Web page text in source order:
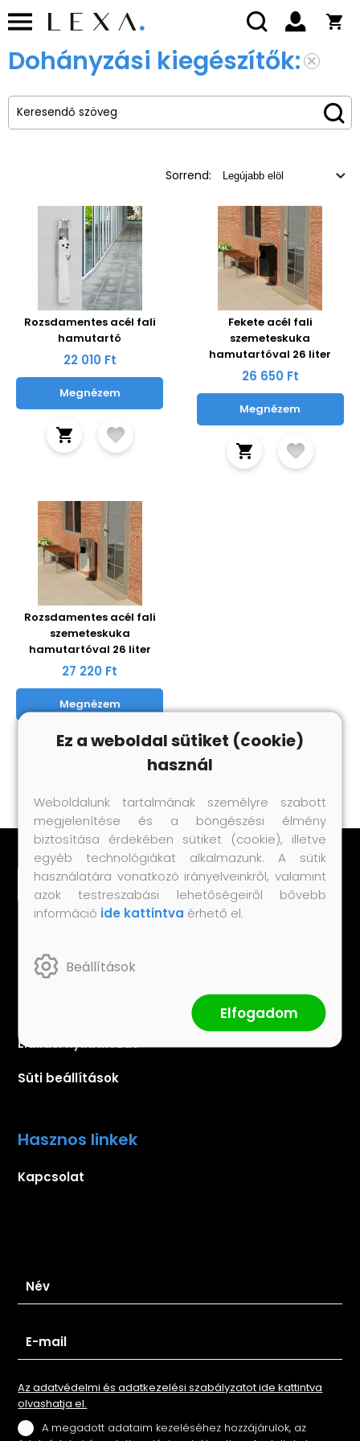
Dohányzási kiegészítők:
Sorrend:
Rozsdamentes acél fali
hamutartó
22 010 Ft
Megnézem
Fekete acél fali
szemeteskuka
hamutartóval 26 liter
26 650 Ft
Megnézem
Rozsdamentes acél fali
szemeteskuka
hamutartóval 26 liter
27 220 Ft
Megnézem
Általános Szerződési Feltételek
Adatkezelési tájékoztató
Elállási nyilatkozat
Süti beállítások
Hasznos linkek
Kapcsolat
Az adatvédelmi és adatkezelési szabályzatot ide kattintva
olvashatja el.
A megadott adataim kezeléséhez hozzájárulok, az
Ez a weboldal sütiket (cookie)
használ
Weboldalunk tartalmának személyre szabott
megjelenítése és a böngészési élmény
biztosítása érdekében sütiket (cookie), illetve
egyéb technológiákat alkalmazunk. A sütik
használatára vonatkozó irányelveinkről, valamint
azok testreszabási lehetőségeiről bővebb
információ ide kattintva érhető el.
Beállítások
Elfogadom